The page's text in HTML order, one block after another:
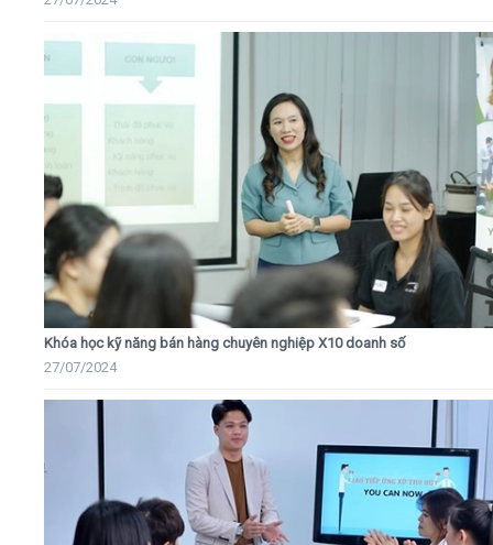
Khóa học kỹ năng bán hàng chuyên nghiệp X10 doanh số
27/07/2024